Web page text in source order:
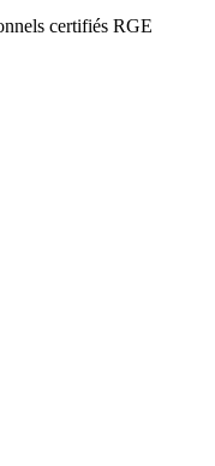
certifiés RGE